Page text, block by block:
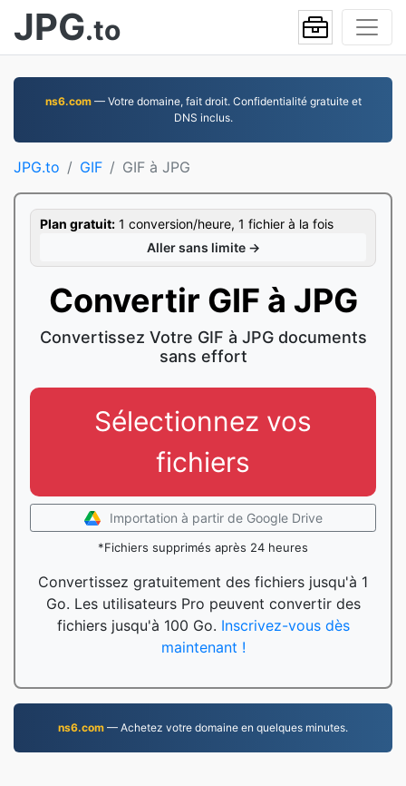
JPG.to
ns6.com— Votre domaine, fait droit. Confidentialité gratuite et
DNS inclus.
JPG.to GIF GIF à JPG
Plan gratuit: 1 conversion/heure, 1 fichier à la fois
Aller sans limite →
Convertir GIF à JPG
Convertissez Votre GIF à JPG documents
sans effort
Sélectionnez vos
fichiers
Importation à partir de Google Drive
*Fichiers supprimés après 24 heures
Convertissez gratuitement des fichiers jusqu'à 1
Go. Les utilisateurs Pro peuvent convertir des
fichiers jusqu'à 100 Go. Inscrivez-vous dès
maintenant !
ns6.com — Achetez votre domaine en quelques minutes.